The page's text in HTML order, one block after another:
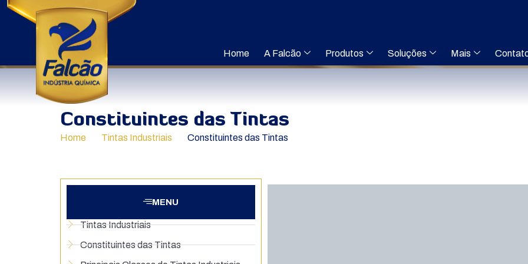
Home A Falcão Produtos Soluções Mais
Constituintes das Tintas
Home Tintas Industriais Constituintes das Tintas
MENU
Tintas Industriais
Constituintes das Tintas